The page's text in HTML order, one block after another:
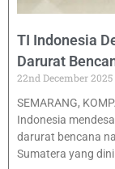
TI Indonesia
Darurat
22nd December 2025
SEMARANG,
Indonesia
darurat bencana
Sumatera yang